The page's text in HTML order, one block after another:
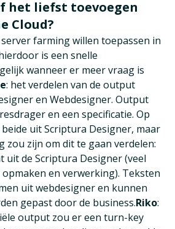
het liefst toevoegen
Cloud?
farming willen toepassen in
is een snelle
wanneer er meer vraag is
: het verdelen van de output
en Webdesigner. Output
en een specificatie. Op
uit Scriptura Designer, maar
zou zijn om dit te gaan verdelen:
uit de Scriptura Designer (veel
en verwerking). Teksten
uit webdesigner en kunnen
gepast door de business.Riko:
output zou er een turn-key